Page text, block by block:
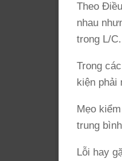
Theo
nhau
trong L/C.
Trong
kiện phải
Mẹo
trung
Lỗi hay